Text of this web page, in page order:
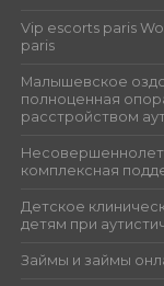
Vip escorts paris
paris
Малышевское
полноценная
расстройством
комплексная
Детское
детям при
Займы и займы